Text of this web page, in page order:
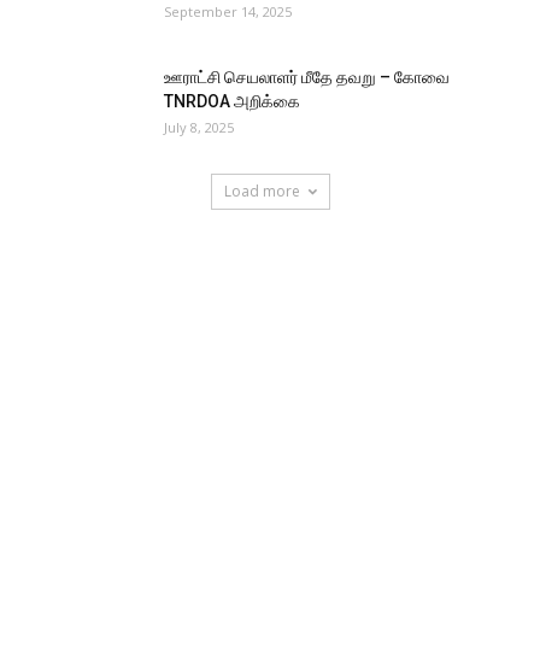
September 14, 2025
ஊராட்சி செயலாளர் மீதே தவறு – கோவை
TNRDOA அறிக்கை
July 8, 2025
Load more